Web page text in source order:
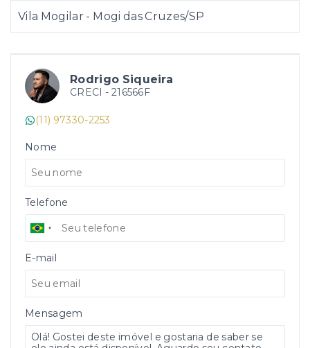
Rodrigo Siqueira
CRECI - 216566F
(11) 97330-2253
Nome
Telefone
E-mail
Mensagem
Vila Mogilar - Mogi das Cruzes/SP